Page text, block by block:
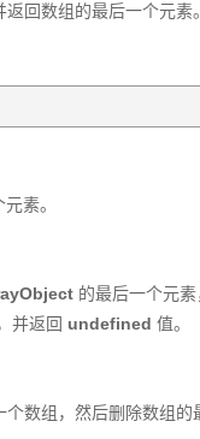
回数组的最后一个元素。
素。
的最后一个元
并返回 undefined 值。
数组，然后删除数组的